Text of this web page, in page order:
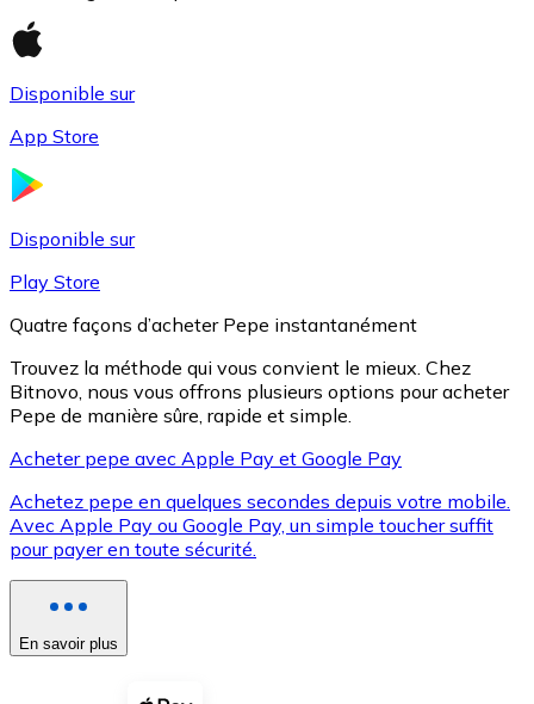
XRP
XRP
Voir toutes
Coupons crypto
Disponible sur
App Store
Disponible sur
Play Store
Quatre façons d’acheter Pepe instantanément
Trouvez la méthode qui vous convient le mieux. Chez
Bitnovo, nous vous offrons plusieurs options pour acheter
Pepe de manière sûre, rapide et simple.
Acheter pepe avec Apple Pay et Google Pay
Achetez pepe en quelques secondes depuis votre mobile.
Avec Apple Pay ou Google Pay, un simple toucher suffit
pour payer en toute sécurité.
En savoir plus